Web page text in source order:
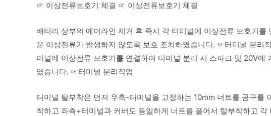
☞ 이상전류보호기 체결 ☞ 이상전류보호기 체결
배터리 상부의 에어라인 제거 후 즉시 각 터미널에 이상전류 보호기
운 이상전류가 발생하지 않도록 보호 조치하였습니다. ☞터미널 분리
미널에 이상전류 보호기를 연결하여 터미널 분리 시 스파크 및 20V에
였습니다. ☞터미널 분리작업
터미널 탈부착은 먼저 우측-터미널을 고정하는 10mm 너트를 공구를
착하고 좌측+터미널과 커버도 동일하게 너트를 풀어서 탈부착하고